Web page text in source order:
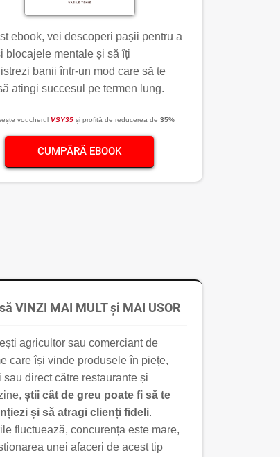
ebook, vei descoperi pașii pentru a
blocajele mentale și să îți
banii într-un mod care să te
atingi succesul pe termen lung.
voucherul VSY35 și profită de reducerea de 35%
CUMPĂRĂ EBOOK
VINZI MAI MULT și MAI USOR
agricultor sau comerciant de
care își vinde produsele în piețe,
sau direct către restaurante și
știi cât de greu poate fi să te
și să atragi clienți fideli.
fluctuează, concurența este mare,
unei afaceri de acest tip